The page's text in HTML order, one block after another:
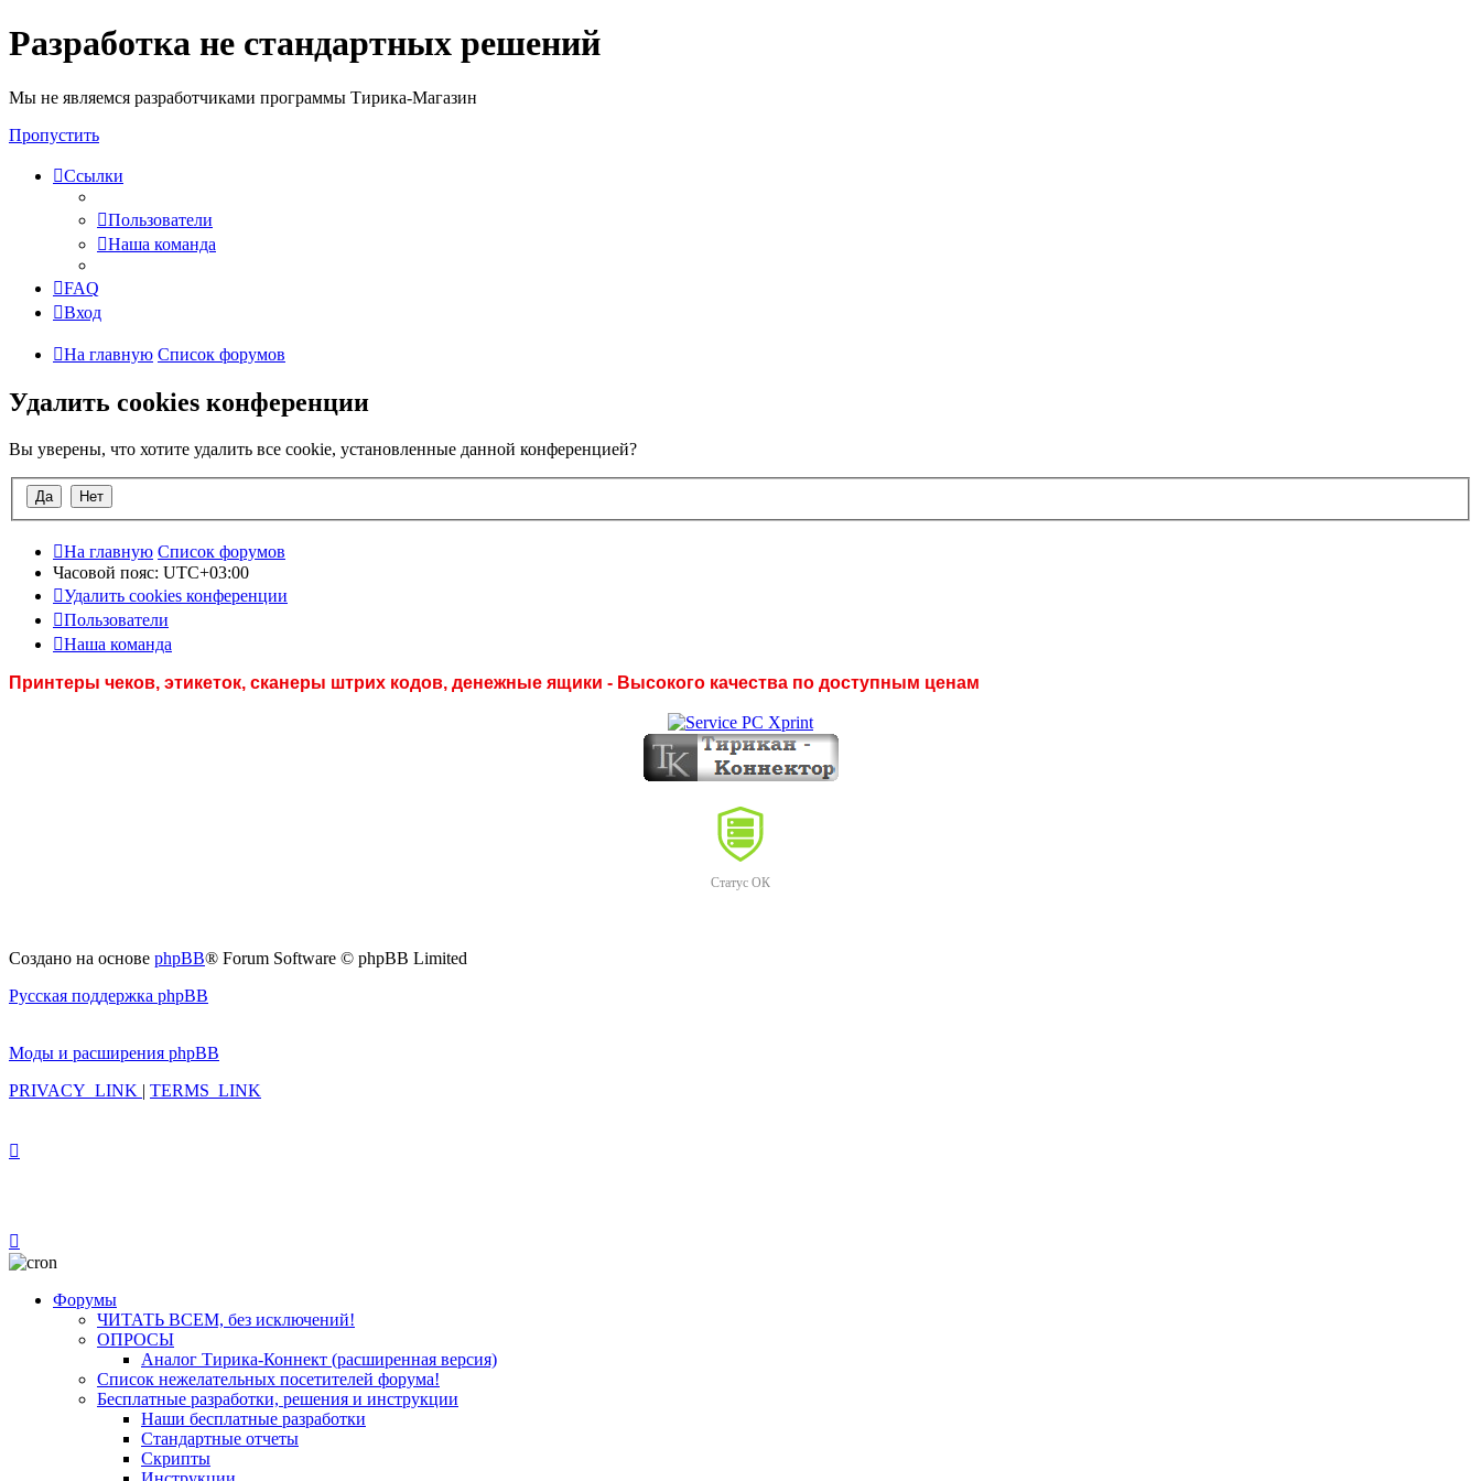
Разработка не стандартных решений
Мы не являемся разработчиками программы Тирика-Магазин
Пропустить
Ссылки
Пользователи
Наша команда
FAQ
Вход
На главную Список форумов
Удалить cookies конференции
Вы уверены, что хотите удалить все cookie, установленные данной конференцией?
На главную Список форумов
Часовой пояс: UTC+03:00
Удалить cookies конференции
Пользователи
Наша команда
Принтеры чеков, этикеток, сканеры штрих кодов, денежные ящики - Высокого качества по доступным ценам
Статус ОК
Создано на основе phpBB® Forum Software © phpBB Limited
Русская поддержка phpBB
Моды и расширения phpBB
PRIVACY_LINK | TERMS_LINK
Форумы
ЧИТАТЬ ВСЕМ, без исключений!
ОПРОСЫ
Аналог Тирика-Коннект (расширенная версия)
Список нежелательных посетителей форума!
Бесплатные разработки, решения и инструкции
Наши бесплатные разработки
Стандартные отчеты
Скрипты